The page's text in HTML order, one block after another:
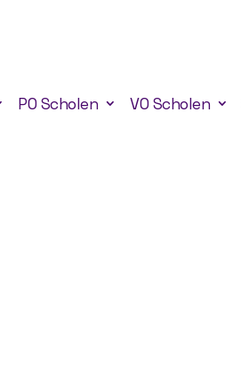
PO Scholen VO Scholen